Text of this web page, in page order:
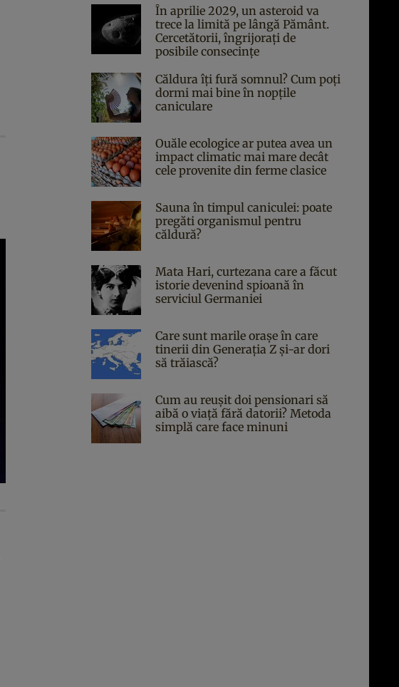
În aprilie 2029, un asteroid va
trece la limită pe lângă Pământ.
Cercetătorii, îngrijorați de
posibile consecințe
Căldura îți fură somnul? Cum poți
dormi mai bine în nopțile
caniculare
Ouăle ecologice ar putea avea un
impact climatic mai mare decât
cele provenite din ferme clasice
Sauna în timpul caniculei: poate
pregăti organismul pentru
căldură?
Mata Hari, curtezana care a făcut
istorie devenind spioană în
serviciul Germaniei
Care sunt marile orașe în care
tinerii din Generația Z și-ar dori
să trăiască?
Cum au reușit doi pensionari să
aibă o viață fără datorii? Metoda
simplă care face minuni